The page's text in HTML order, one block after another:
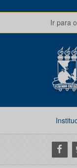
Ir para